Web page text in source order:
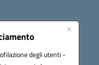
degli utenti -